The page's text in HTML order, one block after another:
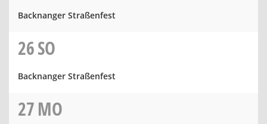
Backnanger Straßenfest
26SO
Backnanger Straßenfest
27MO